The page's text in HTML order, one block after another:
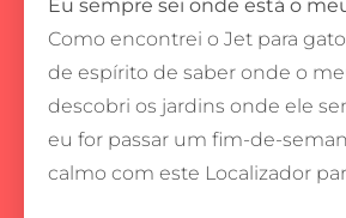
Eu sempre sei onde está o
Como encontrei o Jet para
de espírito de saber onde o
descobri os jardins onde ele
eu for passar um fim-de-
calmo com este Localizador